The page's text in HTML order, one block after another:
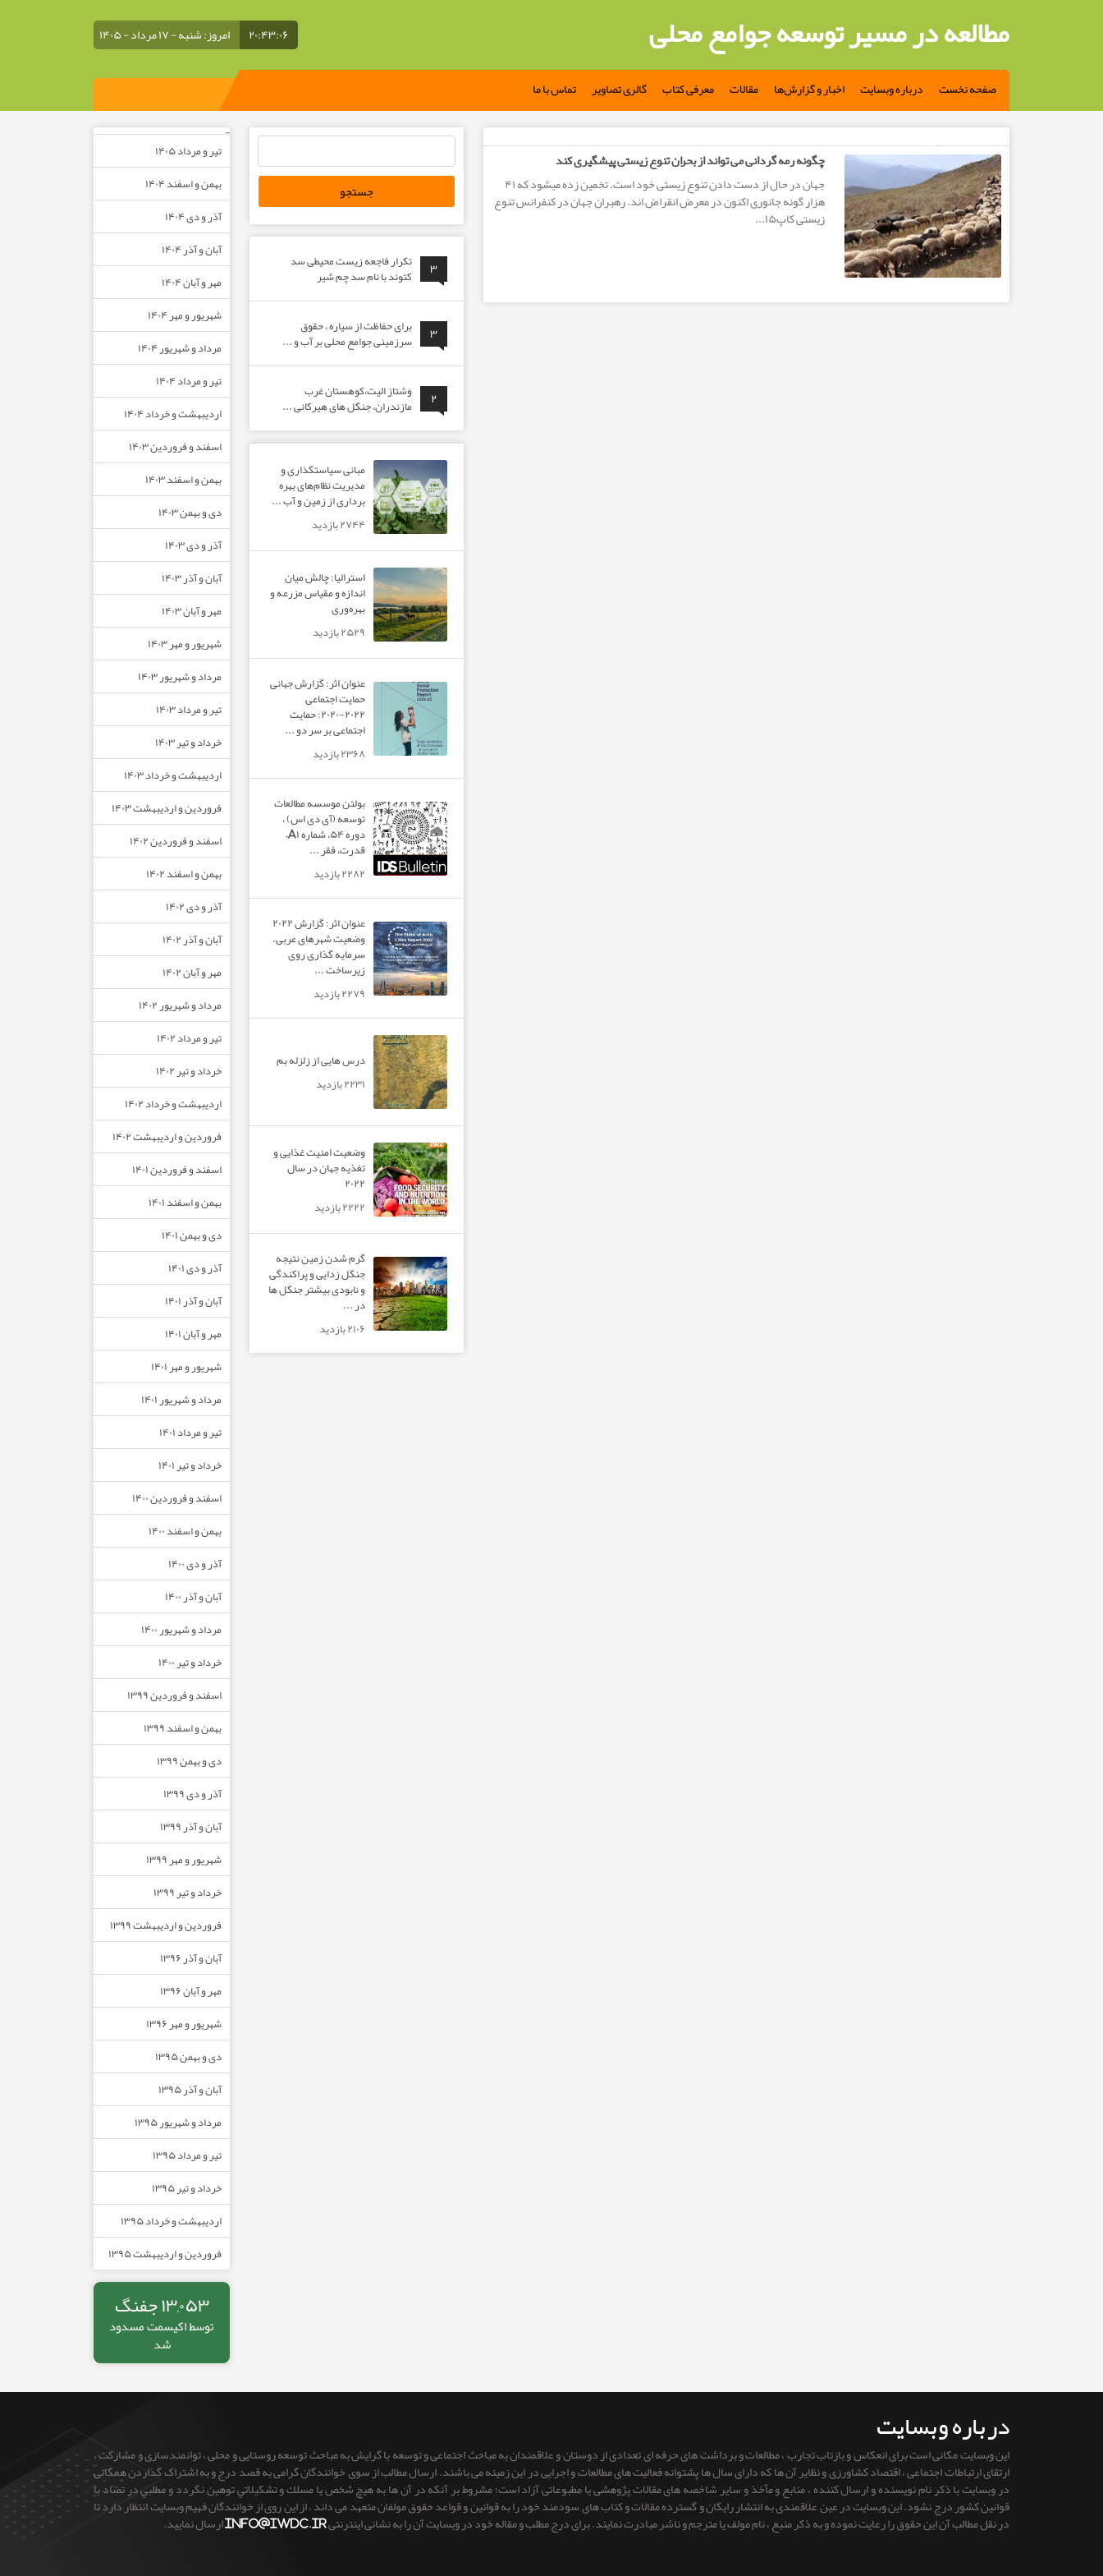
مطالعه در مسیر توسعه جوامع محلی ۲۰:۴۳:۰۶ امروز: شنبه - ۱۷ مرداد - ۱۴۰۵
صفحه نخست درباره وبسایت اخبار و گزارش‌ها مقالات معرفی کتاب گالری تصاویر تماس با ما
چگونه رمه گردانی می تواند از بحران تنوع زیستی پیشگیری کند
جهان در حال از دست دادن تنوع زیستی خود است. تخمین زده میشود که ۴۱
هزار گونه جانوری اکنون در معرض انقراض اند. رهبران جهان در کنفرانس تنوع
زیستی کاپ۱۵...
۳
تکرار فاجعه زیست محیطی سد
کتوند با نام سد چم شیر
۳
برای حفاظت از سیاره ، حقوق
سرزمینی جوامع محلی بر آب و ...
۲
وَشتاز الیت،کوهستان غرب
مازندران، جنگل های هیرکانی ...
مبانی سیاستگذاری و
مدیریت نظام‌های بهره‌
برداری از زمین و آب ...
۲۷۴۴ بازدید
استرالیا: چالش میان
اندازه و مقیاس مزرعه و
بهره‌وری
۲۵۲۹ بازدید
عنوان اثر: گزارش جهانی
حمایت اجتماعی
۲۰۲۲-۲۰۲۰: حمایت
اجتماعی بر سر دو ...
۲۳۶۸ بازدید
بولتن موسسه مطالعات
توسعه (آی دی اس) ،
دوره ۵۴، شماره A۱،
قدرت، فقر ...
۲۲۸۲ بازدید
عنوان اثر: گزارش ۲۰۲۲
وضعیت شهرهای عربی.
سرمایه گذاری روی
زیرساخت ...
۲۲۷۹ بازدید
درس هایی از زلزله بم
۲۲۳۱ بازدید
وضعیت امنیت غذایی و
تغذیه جهان در سال
۲۰۲۲
۲۲۲۲ بازدید
گرم شدن زمین نتیجه
جنگل زدایی و پراکندگی
و نابودی بیشتر جنگل ها
در ...
۲۱۰۶ بازدید
–
تیر و مرداد ۱۴۰۵
بهمن و اسفند ۱۴۰۴
آذر و دی ۱۴۰۴
آبان و آذر ۱۴۰۴
مهر و آبان ۱۴۰۴
شهریور و مهر ۱۴۰۴
مرداد و شهریور ۱۴۰۴
تیر و مرداد ۱۴۰۴
اردیبهشت و خرداد ۱۴۰۴
اسفند و فروردین ۱۴۰۳
بهمن و اسفند ۱۴۰۳
دی و بهمن ۱۴۰۳
آذر و دی ۱۴۰۳
آبان و آذر ۱۴۰۳
مهر و آبان ۱۴۰۳
شهریور و مهر ۱۴۰۳
مرداد و شهریور ۱۴۰۳
تیر و مرداد ۱۴۰۳
خرداد و تیر ۱۴۰۳
اردیبهشت و خرداد ۱۴۰۳
فروردین و اردیبهشت ۱۴۰۳
اسفند و فروردین ۱۴۰۲
بهمن و اسفند ۱۴۰۲
آذر و دی ۱۴۰۲
آبان و آذر ۱۴۰۲
مهر و آبان ۱۴۰۲
مرداد و شهریور ۱۴۰۲
تیر و مرداد ۱۴۰۲
خرداد و تیر ۱۴۰۲
اردیبهشت و خرداد ۱۴۰۲
فروردین و اردیبهشت ۱۴۰۲
اسفند و فروردین ۱۴۰۱
بهمن و اسفند ۱۴۰۱
دی و بهمن ۱۴۰۱
آذر و دی ۱۴۰۱
آبان و آذر ۱۴۰۱
مهر و آبان ۱۴۰۱
شهریور و مهر ۱۴۰۱
مرداد و شهریور ۱۴۰۱
تیر و مرداد ۱۴۰۱
خرداد و تیر ۱۴۰۱
اسفند و فروردین ۱۴۰۰
بهمن و اسفند ۱۴۰۰
آذر و دی ۱۴۰۰
آبان و آذر ۱۴۰۰
مرداد و شهریور ۱۴۰۰
خرداد و تیر ۱۴۰۰
اسفند و فروردین ۱۳۹۹
بهمن و اسفند ۱۳۹۹
دی و بهمن ۱۳۹۹
آذر و دی ۱۳۹۹
آبان و آذر ۱۳۹۹
شهریور و مهر ۱۳۹۹
خرداد و تیر ۱۳۹۹
فروردین و اردیبهشت ۱۳۹۹
آبان و آذر ۱۳۹۶
مهر و آبان ۱۳۹۶
شهریور و مهر ۱۳۹۶
دی و بهمن ۱۳۹۵
آبان و آذر ۱۳۹۵
مرداد و شهریور ۱۳۹۵
تیر و مرداد ۱۳۹۵
خرداد و تیر ۱۳۹۵
اردیبهشت و خرداد ۱۳۹۵
فروردین و اردیبهشت ۱۳۹۵
۱۳,۰۵۳ جفنگ
توسط اکیسمت مسدود
شد
درباره وبسایت
این وبسایت مکانی است برای انعکاس و بازتاب تجارب ، مطالعات و برداشت های حرفه ای تعدادی از دوستان و علاقمندان به مباحث اجتماعی و توسعه با گرایش به مباحث توسعه روستایی و محلی ، توانمندسازی و مشارکت ،
ارتقای ارتباطات اجتماعی ، اقتصاد کشاورزی و نظایر آن ها که دارای سال ها پشتوانه فعالیت های مطالعات و اجرایی در این زمینه می باشند. ارسال مطالب از سوی خوانندگان گرامی به قصد درج و به اشتراک گذاردن همگانی
در وبسایت با ذکر نام نویسنده و ارسال کننده ، منابع و مآخذ و سایر شاخصه های مقالات پژوهشی یا مطبوعاتی آزاد است؛ مشروط بر آنكه در آن ها به هيچ شخص يا مسلك و تشكيلاتي توهين نگردد و مطلبي در تضاد با
قوانين كشور درج نشود. این وبسایت در عین علاقمندی به انتشار رایگان و گسترده مقالات و کتاب های سودمند خود را به قوانین و قواعد حقوق مولفان متعهد می داند ، از این روی از خوانندگان فهیم وبسایت انتظار دارد تا
در نقل مطالب آن این حقوق را رعایت نموده و به ذکر منبع ، نام مولف یا مترجم و ناشر مبادرت نمایند. برای درج مطلب و مقاله خود در وبسایت آن را به نشانی اینترنتیinfo@iwdc.irارسال نمایید.